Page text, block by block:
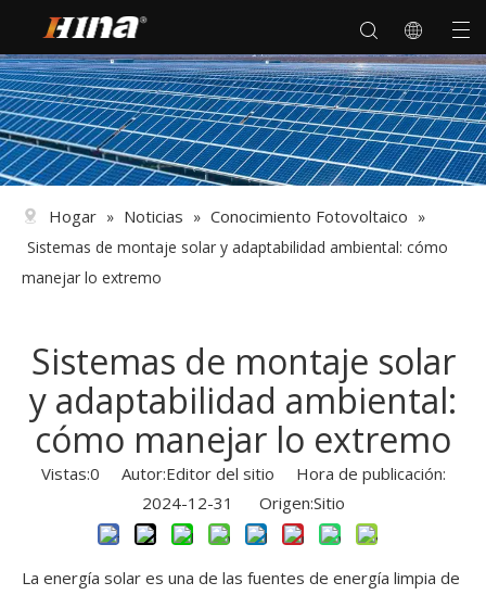
Hogar » Noticias » Conocimiento Fotovoltaico »
Sistemas de montaje solar y adaptabilidad ambiental: cómo
manejar lo extremo
Sistemas de montaje solar
y adaptabilidad ambiental:
cómo manejar lo extremo
Vistas:0 Autor:Editor del sitio Hora de publicación:
2024-12-31 Origen:Sitio
La energía solar es una de las fuentes de energía limpia de